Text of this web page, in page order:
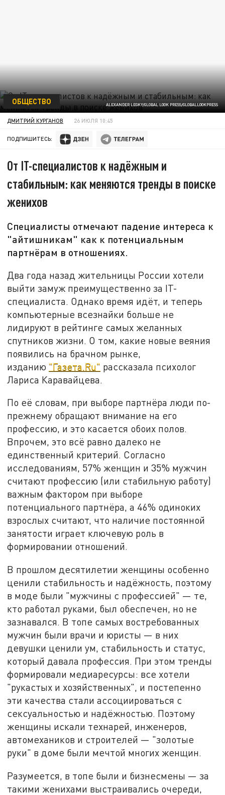
ALEXANDER LEGKY/GLOBAL LOOK PRESS/GLOBALLOOKPRESS
ОБЩЕСТВО
ДМИТРИЙ КУРГАНОВ 26 ИЮЛЯ 10:45
ПОДПИШИТЕСЬ:
От IT-специалистов к надёжным и
стабильным: как меняются тренды в поиске
женихов
Специалисты отмечают падение интереса к
"айтишникам" как к потенциальным
партнёрам в отношениях.
Два года назад жительницы России хотели
выйти замуж преимущественно за IT-
специалиста. Однако время идёт, и теперь
компьютерные всезнайки больше не
лидируют в рейтинге самых желанных
спутников жизни. О том, какие новые веяния
появились на брачном рынке,
изданию "Газета.Ru" рассказала психолог
Лариса Каравайцева.
По её словам, при выборе партнёра люди по-
прежнему обращают внимание на его
профессию, и это касается обоих полов.
Впрочем, это всё равно далеко не
единственный критерий. Согласно
исследованиям, 57% женщин и 35% мужчин
считают профессию (или стабильную работу)
важным фактором при выборе
потенциального партнёра, а 46% одиноких
взрослых считают, что наличие постоянной
занятости играет ключевую роль в
формировании отношений.
В прошлом десятилетии женщины особенно
ценили стабильность и надёжность, поэтому
в моде были "мужчины с профессией" — те,
кто работал руками, был обеспечен, но не
зазнавался. В топе самых востребованных
мужчин были врачи и юристы — в них
девушки ценили ум, стабильность и статус,
который давала профессия. При этом тренды
формировали медиаресурсы: все хотели
"рукастых и хозяйственных", и постепенно
эти качества стали ассоциироваться с
сексуальностью и надёжностью. Поэтому
женщины искали технарей, инженеров,
автомехаников и строителей — "золотые
руки" в доме были мечтой многих женщин.
Разумеется, в топе были и бизнесмены — за
такими женихами выстраивались очереди,